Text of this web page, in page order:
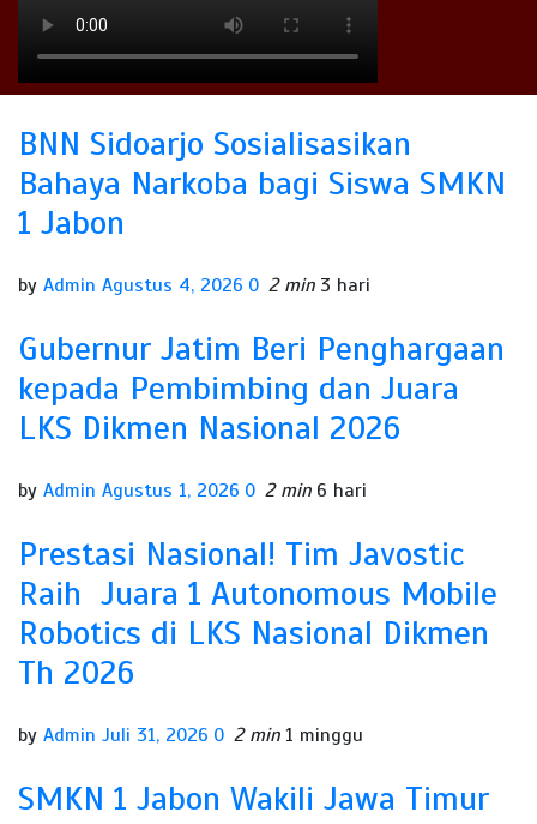
BNN Sidoarjo Sosialisasikan
Bahaya Narkoba bagi Siswa SMKN
1 Jabon
by Admin Agustus 4, 2026 0 2 min 3 hari
Gubernur Jatim Beri Penghargaan
kepada Pembimbing dan Juara
LKS Dikmen Nasional 2026
by Admin Agustus 1, 2026 0 2 min 6 hari
Prestasi Nasional! Tim Javostic
Raih Juara 1 Autonomous Mobile
Robotics di LKS Nasional Dikmen
Th 2026
by Admin Juli 31, 2026 0 2 min 1 minggu
SMKN 1 Jabon Wakili Jawa Timur